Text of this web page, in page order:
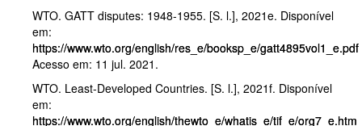
WTO. GATT disputes: 1948-1955. [S. l.], 2021e. Disponível
em:
https://www.wto.org/english/res_e/booksp_e/gatt4895vol1_e.pdf
Acesso em: 11 jul. 2021.
WTO. Least-Developed Countries. [S. l.], 2021f. Disponível
em:
https://www.wto.org/english/thewto_e/whatis_e/tif_e/org7_e.htm